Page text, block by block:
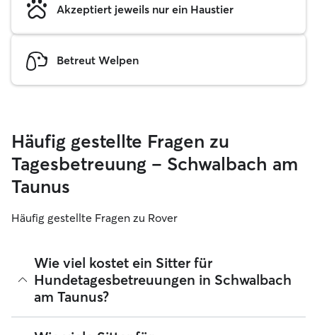
Akzeptiert jeweils nur ein Haustier
Betreut Welpen
Häufig gestellte Fragen zu
Tagesbetreuung – Schwalbach am
Taunus
Häufig gestellte Fragen zu Rover
Wie viel kostet ein Sitter für
Hundetagesbetreuungen in Schwalbach
am Taunus?